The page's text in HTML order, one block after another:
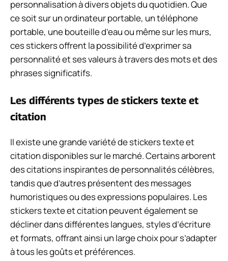
personnalisation à divers objets du quotidien. Que
ce soit sur un ordinateur portable, un téléphone
portable, une bouteille d’eau ou même sur les murs,
ces stickers offrent la possibilité d’exprimer sa
personnalité et ses valeurs à travers des mots et des
phrases significatifs.
Les différents types de stickers texte et
citation
Il existe une grande variété de stickers texte et
citation disponibles sur le marché. Certains arborent
des citations inspirantes de personnalités célèbres,
tandis que d’autres présentent des messages
humoristiques ou des expressions populaires. Les
stickers texte et citation peuvent également se
décliner dans différentes langues, styles d’écriture
et formats, offrant ainsi un large choix pour s’adapter
à tous les goûts et préférences.